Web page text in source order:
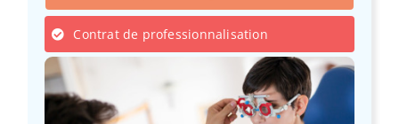
Contrat de professionnalisation